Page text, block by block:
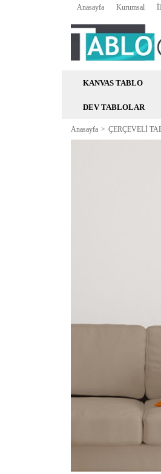
Anasayfa Kurumsal
KANVAS TABLO
DEV TABLOLAR
Anasayfa ÇERÇEVELİ